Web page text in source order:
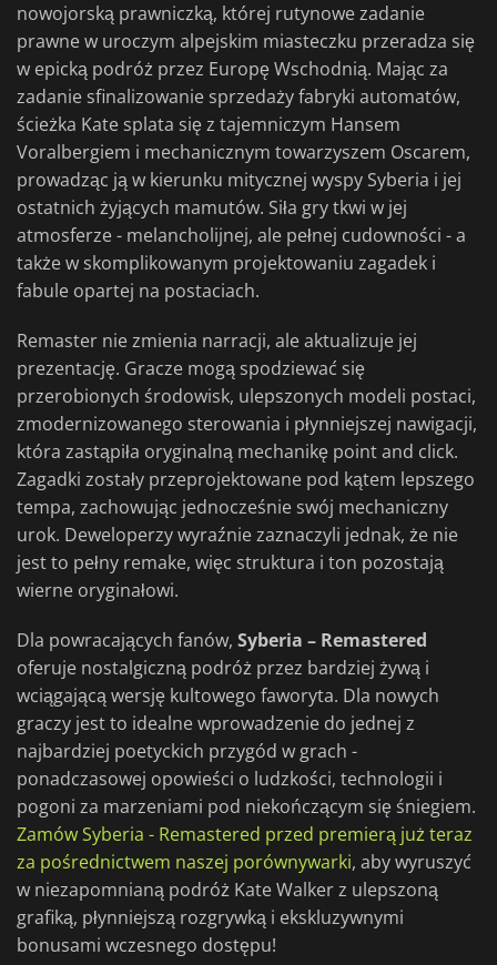
nowojorską prawniczką, której rutynowe zadanie
prawne w uroczym alpejskim miasteczku przeradza się
w epicką podróż przez Europę Wschodnią. Mając za
zadanie sfinalizowanie sprzedaży fabryki automatów,
ścieżka Kate splata się z tajemniczym Hansem
Voralbergiem i mechanicznym towarzyszem Oscarem,
prowadząc ją w kierunku mitycznej wyspy Syberia i jej
ostatnich żyjących mamutów. Siła gry tkwi w jej
atmosferze - melancholijnej, ale pełnej cudowności - a
także w skomplikowanym projektowaniu zagadek i
fabule opartej na postaciach.
Remaster nie zmienia narracji, ale aktualizuje jej
prezentację. Gracze mogą spodziewać się
przerobionych środowisk, ulepszonych modeli postaci,
zmodernizowanego sterowania i płynniejszej nawigacji,
która zastąpiła oryginalną mechanikę point and click.
Zagadki zostały przeprojektowane pod kątem lepszego
tempa, zachowując jednocześnie swój mechaniczny
urok. Deweloperzy wyraźnie zaznaczyli jednak, że nie
jest to pełny remake, więc struktura i ton pozostają
wierne oryginałowi.
Dla powracających fanów, Syberia – Remastered
oferuje nostalgiczną podróż przez bardziej żywą i
wciągającą wersję kultowego faworyta. Dla nowych
graczy jest to idealne wprowadzenie do jednej z
najbardziej poetyckich przygód w grach -
ponadczasowej opowieści o ludzkości, technologii i
pogoni za marzeniami pod niekończącym się śniegiem.
Zamów Syberia - Remastered przed premierą już teraz
za pośrednictwem naszej porównywarki, aby wyruszyć
w niezapomnianą podróż Kate Walker z ulepszoną
grafiką, płynniejszą rozgrywką i ekskluzywnymi
bonusami wczesnego dostępu!